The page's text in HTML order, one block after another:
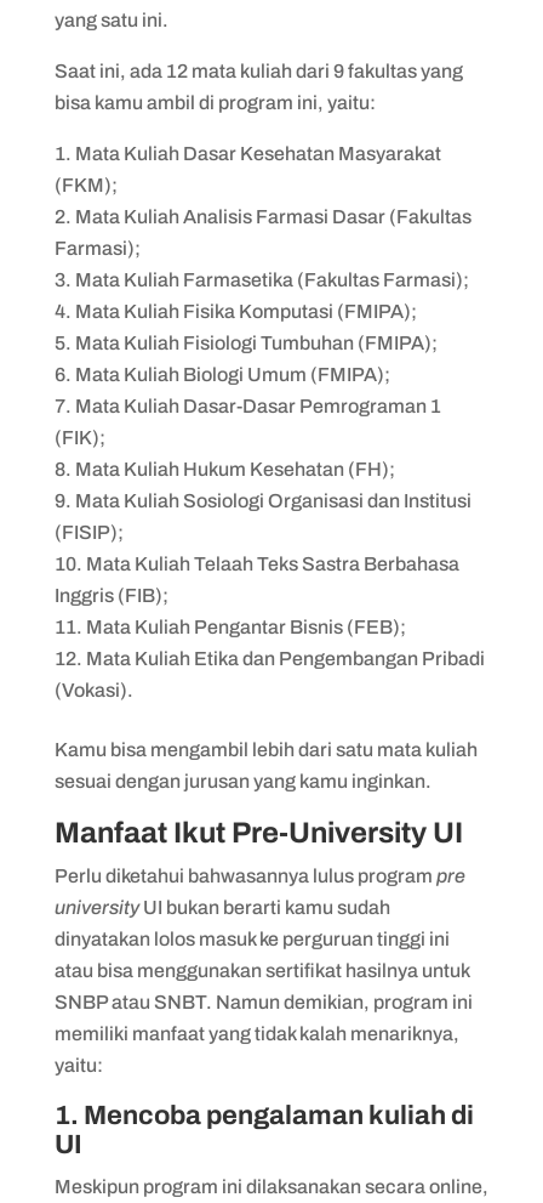
yang satu ini.
Saat ini, ada 12 mata kuliah dari 9 fakultas yang
bisa kamu ambil di program ini, yaitu:
Mata Kuliah Dasar Kesehatan Masyarakat
(FKM);
Mata Kuliah Analisis Farmasi Dasar (Fakultas
Farmasi);
Mata Kuliah Farmasetika (Fakultas Farmasi);
Mata Kuliah Fisika Komputasi (FMIPA);
Mata Kuliah Fisiologi Tumbuhan (FMIPA);
Mata Kuliah Biologi Umum (FMIPA);
Mata Kuliah Dasar-Dasar Pemrograman 1
(FIK);
Mata Kuliah Hukum Kesehatan (FH);
Mata Kuliah Sosiologi Organisasi dan Institusi
(FISIP);
Mata Kuliah Telaah Teks Sastra Berbahasa
Inggris (FIB);
Mata Kuliah Pengantar Bisnis (FEB);
Mata Kuliah Etika dan Pengembangan Pribadi
(Vokasi).
Kamu bisa mengambil lebih dari satu mata kuliah
sesuai dengan jurusan yang kamu inginkan.
Manfaat Ikut Pre-University UI
Perlu diketahui bahwasannya lulus program pre
universityUI bukan berarti kamu sudah
dinyatakan lolos masuk ke perguruan tinggi ini
atau bisa menggunakan sertifikat hasilnya untuk
SNBP atau SNBT. Namun demikian, program ini
memiliki manfaat yang tidak kalah menariknya,
yaitu:
1. Mencoba pengalaman kuliah di
UI
Meskipun program ini dilaksanakan secara online,